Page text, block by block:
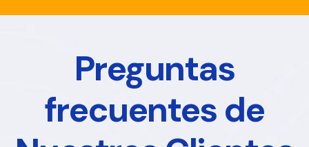
Preguntas
frecuentes de